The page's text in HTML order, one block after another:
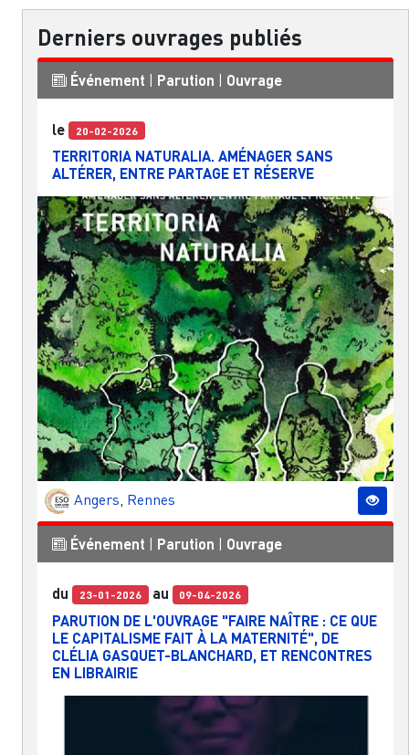
Derniers ouvrages publiés
Événement Parution Ouvrage
le 20-02-2026
TERRITORIA NATURALIA. AMÉNAGER SANS
ALTÉRER, ENTRE PARTAGE ET RÉSERVE
Angers, Rennes
Événement Parution Ouvrage
du 23-01-2026 au 09-04-2026
PARUTION DE L'OUVRAGE "FAIRE NAÎTRE : CE QUE
LE CAPITALISME FAIT À LA MATERNITÉ", DE
CLÉLIA GASQUET-BLANCHARD, ET RENCONTRES
EN LIBRAIRIE